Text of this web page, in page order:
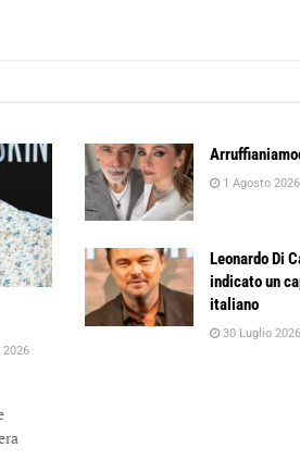
1 Agosto 2026
Leonardo Di
indicato un
italiano
30 Luglio 2026